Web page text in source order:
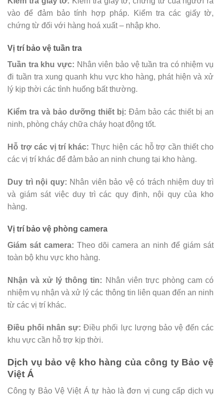
vào để đảm bảo tính hợp pháp. Kiểm tra các giấy tờ,
chứng từ đối với hàng hoá xuất – nhập kho.
Vị trí bảo vệ tuần tra
Tuần tra khu vực: Nhân viên bảo vệ tuần tra có nhiệm vụ
đi tuần tra xung quanh khu vực kho hàng, phát hiện và xử
lý kịp thời các tình huống bất thường.
Kiểm tra và bảo dưỡng thiết bị: Đảm bảo các thiết bị an
ninh, phòng cháy chữa cháy hoạt động tốt.
Hỗ trợ các vị trí khác: Thực hiện các hỗ trợ cần thiết cho
các vị trí khác để đảm bảo an ninh chung tại kho hàng.
Duy trì nội quy: Nhân viên bảo vệ có trách nhiệm duy trì
và giám sát việc duy trì các quy định, nội quy của kho
hàng.
Vị trí bảo vệ phòng camera
Giám sát camera: Theo dõi camera an ninh để giám sát
toàn bộ khu vực kho hàng.
Nhận và xử lý thông tin: Nhân viên trực phòng cam có
nhiệm vụ nhận và xử lý các thông tin liên quan đến an ninh
từ các vị trí khác.
Điều phối nhân sự: Điều phối lực lượng bảo vệ đến các
khu vực cần hỗ trợ kịp thời.
Dịch vụ bảo vệ kho hàng của công ty Bảo vệ
Việt Á
Công ty Bảo Vệ Việt Á tự hào là đơn vị cung cấp dịch vụ